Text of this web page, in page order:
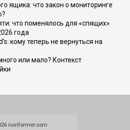
ящика: что закон о мониторинге
что поменялось для «спящих»
года
кому теперь не вернуться на
или мало? Контекст
ruinformer.com